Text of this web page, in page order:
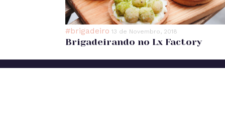
#brigadeiro 13 de Novembro, 2018
Brigadeirando no Lx Factory